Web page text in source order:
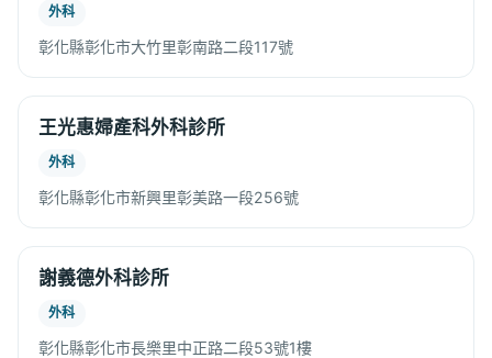
外科
彰化縣彰化市大竹里彰南路二段117號
王光惠婦產科外科診所
外科
彰化縣彰化市新興里彰美路一段256號
謝義德外科診所
外科
彰化縣彰化市長樂里中正路二段53號1樓